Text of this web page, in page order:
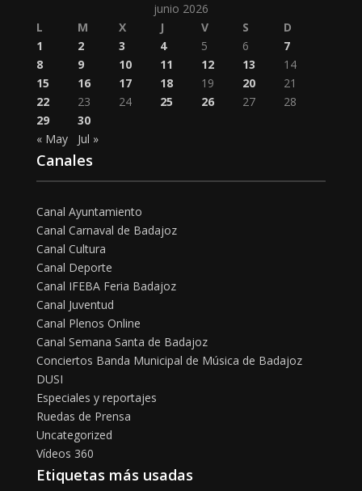
junio 2026
L
M X J V S
D
1
2 3 4 5 6
7
8
9 10 11 12 13
14
15
16 17 18 19 20
21
22
23 24 25 26 27
28
29
30
« May
Jul »
Canales
Canal Ayuntamiento
Canal Carnaval de Badajoz
Canal Cultura
Canal Deporte
Canal IFEBA Feria Badajoz
Canal Juventud
Canal Plenos Online
Canal Semana Santa de Badajoz
Conciertos Banda Municipal de Música de Badajoz
DUSI
Especiales y reportajes
Ruedas de Prensa
Uncategorized
Vídeos 360
Etiquetas más usadas